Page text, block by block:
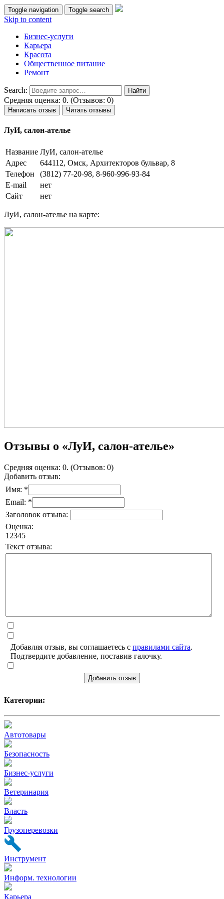
Toggle navigation Toggle search
Skip to content
Бизнес-услуги
Карьера
Красота
Общественное питание
Ремонт
Search:
Средняя оценка: 0. (Отзывов: 0)
Написать отзыв Читать отзывы
ЛуИ, салон-ателье
Название ЛуИ, салон-ателье
Адрес
644112, Омск, Архитекторов бульвар, 8
Телефон
(3812) 77-20-98, 8-960-996-93-84
E-mail
нет
Сайт
нет
ЛуИ, салон-ателье на карте:
Отзывы о «ЛуИ, салон-ателье»
Средняя оценка: 0. (Отзывов: 0)
Добавить отзыв:
Имя: *
Email: *
Заголовок отзыва:
Оценка:
1 2345
Текст отзыва:
Добавляя отзыв, вы соглашаетесь с правилами сайта.
Подтвердите добавление, поставив галочку.
Добавить отзыв
Категории:
Автотовары
Безопасность
Бизнес-услуги
Ветеринария
Власть
Грузоперевозки
Инструмент
Информ. технологии
Карьера